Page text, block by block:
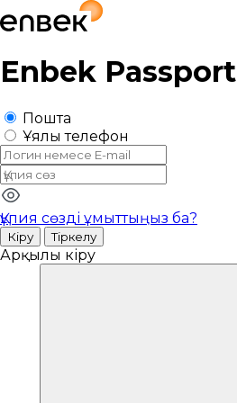
Enbek Passport
Пошта
Ұялы телефон
Құпия сөзді ұмыттыңыз ба?
Кіру Тіркелу
Арқылы кіру